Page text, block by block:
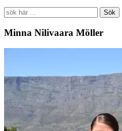
Search
for:
Minna Nilivaara Möller